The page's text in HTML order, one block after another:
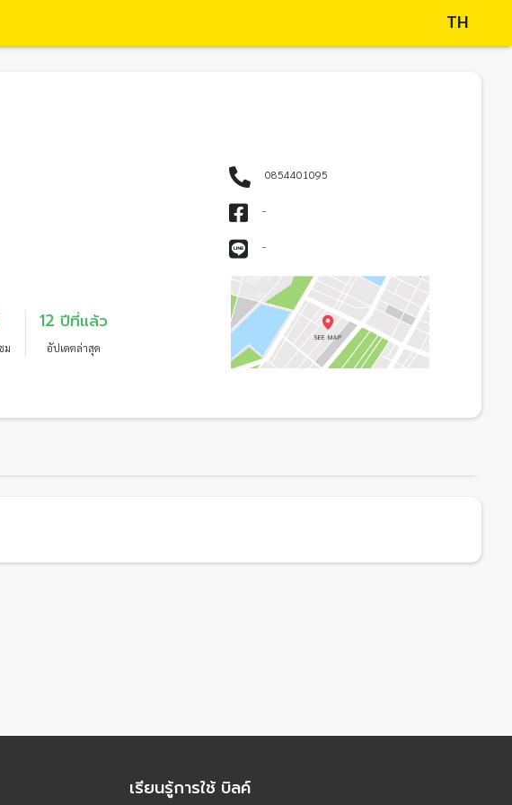
TH
ม
12 ปีที่แล้ว
อัปเดตล่าสุด
0854401095
-
-
เรียนรู้การใช้ บิลค์